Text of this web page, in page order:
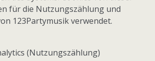
- Alle Rechte vorbehalten
für die Nutzungszählung und
123Partymusik verwendet.
(Nutzungszählung)